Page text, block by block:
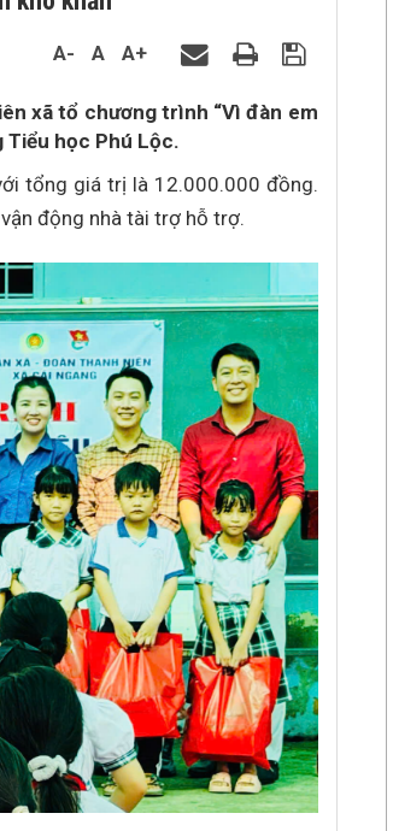
A- A A+
xã tổ chương trình “Vì đàn em
học Phú Lộc.
tổng giá trị là 12.000.000 đồng.
động nhà tài trợ hỗ trợ.